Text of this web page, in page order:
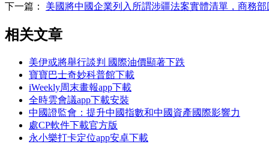
下一篇： 美國將中國企業列入所謂涉疆法案實體清單，商務部
相关文章
美伊或將舉行談判 國際油價顯著下跌
寶寶巴士奇妙科普館下載
iWeekly周末畫報app下載
全時雲會議app下載安裝
中國證監會：提升中國指數和中國資產國際影響力
處CP軟件下載官方版
永小樂打卡定位app安卓下載